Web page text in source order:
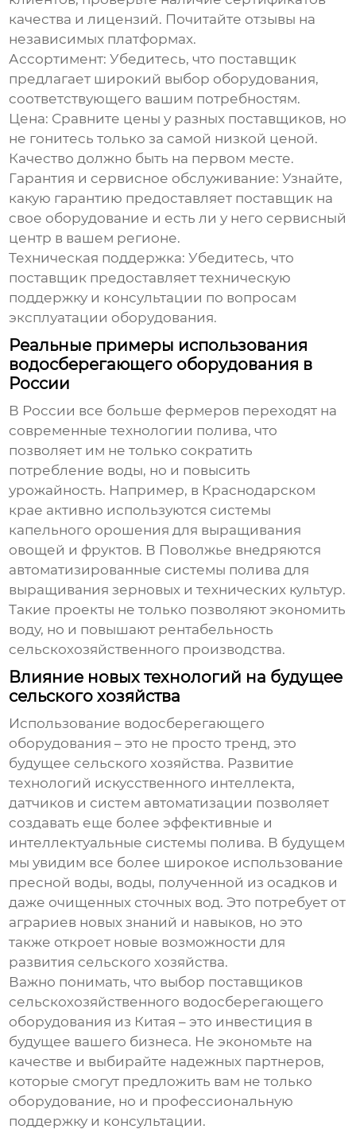
качества и лицензий. Почитайте отзывы на
независимых платформах.
Ассортимент: Убедитесь, что поставщик
предлагает широкий выбор оборудования,
соответствующего вашим потребностям.
Цена: Сравните цены у разных поставщиков, но
не гонитесь только за самой низкой ценой.
Качество должно быть на первом месте.
Гарантия и сервисное обслуживание: Узнайте,
какую гарантию предоставляет поставщик на
свое оборудование и есть ли у него сервисный
центр в вашем регионе.
Техническая поддержка: Убедитесь, что
поставщик предоставляет техническую
поддержку и консультации по вопросам
эксплуатации оборудования.
Реальные примеры использования
водосберегающего оборудования в
России
В России все больше фермеров переходят на
современные технологии полива, что
позволяет им не только сократить
потребление воды, но и повысить
урожайность. Например, в Краснодарском
крае активно используются системы
капельного орошения для выращивания
овощей и фруктов. В Поволжье внедряются
автоматизированные системы полива для
выращивания зерновых и технических культур.
Такие проекты не только позволяют экономить
воду, но и повышают рентабельность
сельскохозяйственного производства.
Влияние новых технологий на будущее
сельского хозяйства
Использование водосберегающего
оборудования – это не просто тренд, это
будущее сельского хозяйства. Развитие
технологий искусственного интеллекта,
датчиков и систем автоматизации позволяет
создавать еще более эффективные и
интеллектуальные системы полива. В будущем
мы увидим все более широкое использование
пресной воды, воды, полученной из осадков и
даже очищенных сточных вод. Это потребует от
аграриев новых знаний и навыков, но это
также откроет новые возможности для
развития сельского хозяйства.
Важно понимать, что выбор поставщиков
сельскохозяйственного водосберегающего
оборудования из Китая – это инвестиция в
будущее вашего бизнеса. Не экономьте на
качестве и выбирайте надежных партнеров,
которые смогут предложить вам не только
оборудование, но и профессиональную
поддержку и консультации.